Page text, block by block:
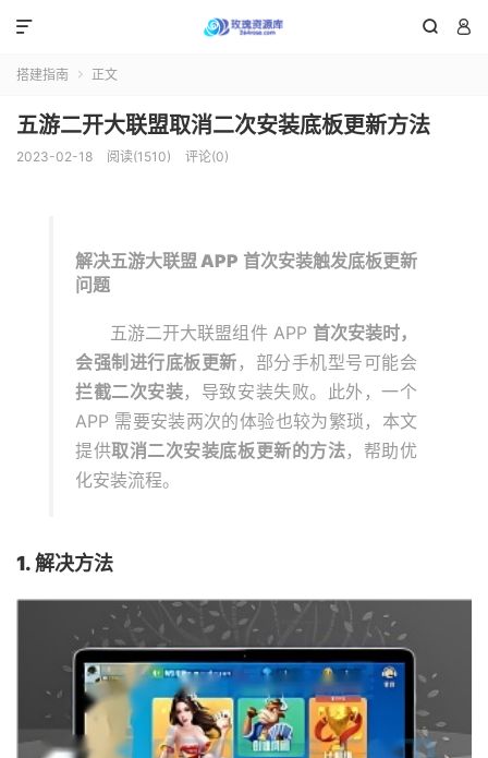
 

搭建指南  正文
五游二开大联盟取消二次安装底板更新方法
2023-02-18 阅读(1510) 评论(0)
解决五游大联盟 APP 首次安装触发底板更新
问题
五游二开大联盟组件 APP 首次安装时，
会强制进行底板更新 ，部分手机型号可能会
拦截二次安装，导致安装失败。此外，一个
APP 需要安装两次的体验也较为繁琐，本文
提供取消二次安装底板更新的方法，帮助优
化安装流程。
1. 解决方法